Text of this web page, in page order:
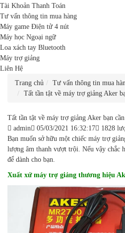
Tài Khoản Thanh Toán
Tư vấn thông tin mua hàng
Máy game Điện tử 4 nút
Máy học Ngoại ngữ
Loa xách tay Bluetooth
Máy trợ giảng
Liên Hệ
Trang chủ
Tư vấn thông tin mua
Tất tần tật về máy trợ giảng Aker
Tất tần tật về máy trợ giảng Aker bạn
admin
05/03/2021 16:32:17
1828
Bạn muốn sở hữu một chiếc máy trợ
lượng âm thanh vượt trội. Nếu vậy chắc
để dành cho bạn.
Xuất xứ máy trợ giảng thương hiệu